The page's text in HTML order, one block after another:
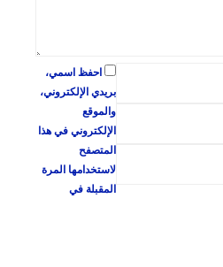
احفظ اسمي،
بريدي الإلكتروني،
والموقع
الإلكتروني في هذا
المتصفح
لاستخدامها المرة
المقبلة في